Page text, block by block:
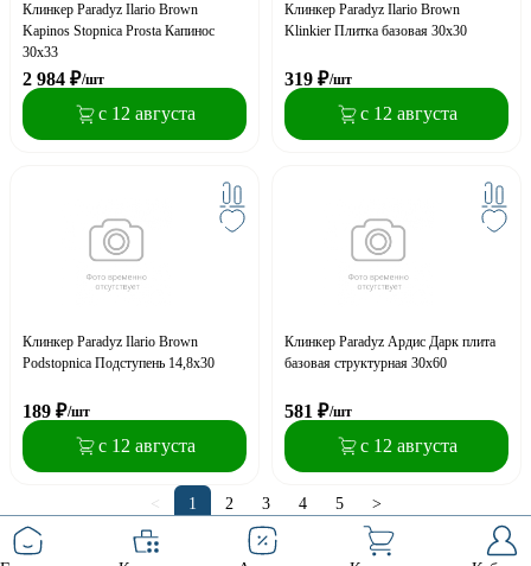
Клинкер Paradyz Ilario Brown
Kapinos Stopnica Prosta Капинос
30x33
2 984 ₽/шт
с 12 августа
Клинкер Paradyz Ilario Brown
Klinkier Плитка базовая 30х30
319 ₽/шт
с 12 августа
Клинкер Paradyz Ilario Brown
Podstopnica Подступень 14,8x30
189 ₽/шт
с 12 августа
Клинкер Paradyz Ардис Дарк плита
базовая структурная 30x60
581 ₽/шт
с 12 августа
< 1 2 3 4 5 >